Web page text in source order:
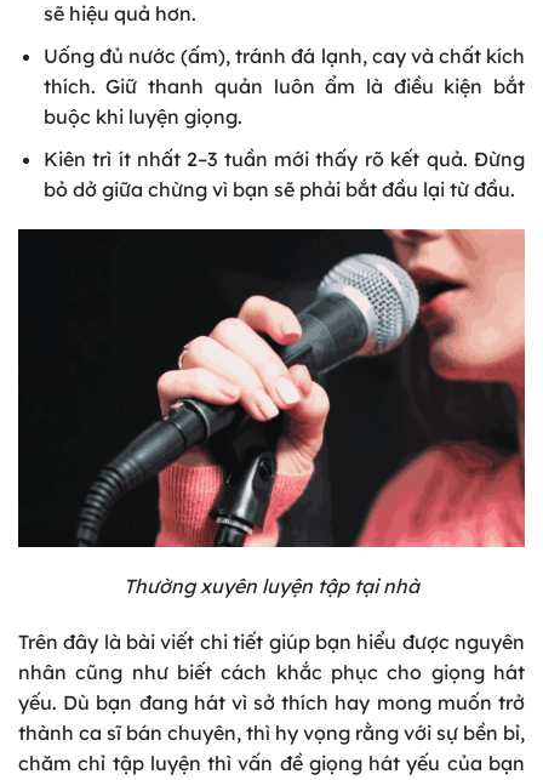
sẽ hiệu quả hơn.
Uống đủ nước (ấm), tránh đá lạnh, cay và chất kích
thích. Giữ thanh quản luôn ẩm là điều kiện bắt
buộc khi luyện giọng.
Kiên trì ít nhất 2–3 tuần mới thấy rõ kết quả. Đừng
bỏ dở giữa chừng vì bạn sẽ phải bắt đầu lại từ đầu.
Thường xuyên luyện tập tại nhà
Trên đây là bài viết chi tiết giúp bạn hiểu được nguyên
nhân cũng như biết cách khắc phục cho giọng hát
yếu. Dù bạn đang hát vì sở thích hay mong muốn trở
thành ca sĩ bán chuyên, thì hy vọng rằng với sự bền bỉ,
chăm chỉ tập luyện thì vấn đề giọng hát yếu của bạn